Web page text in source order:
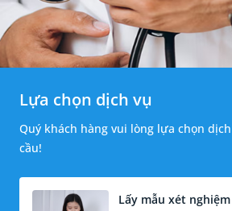
Lựa chọn dịch vụ
Quý khách hàng vui lòng lựa chọn
cầu!
Lấy mẫu xét